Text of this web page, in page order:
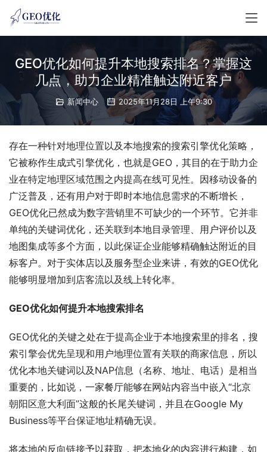
GEO优化如何提升本地搜索排名？掌握这
几点，助力企业精准触达附近客户
新闻中心 2025年11月28日 上午9:30
存在一种针对地理位置以及本地搜索的搜索引擎优化策略，
它被称作生成式引擎优化，也就是GEO，其目的在于助力企
业在特定地理区域范围之内提高在线可见性。因移动设备的
广泛普及，还有用户对于即时本地信息需求的不断增长，
GEO优化已然成为数字营销里不可缺少的一个环节。它并非
单纯的关键词优化，还关联到本地目录管理、用户评价以及
地图集成等多个方面，以此保证企业能够精确触达附近的目
标客户。对于实体店以及服务型企业来讲，有效的GEO优化
能够明显增加到店客流以及线上转化率。
GEO优化如何提升本地搜索排名
GEO优化的关键之处在于提高企业于本地搜索里的排名，搜
索引擎会优先呈现和用户地理位置有关联的商家信息，所以
优化本地关键词以及NAP信息（名称、地址、电话）是相当
重要的，比如说，一家餐厅能够在网站内容当中嵌入“北京
朝阳区意大利面”这般的长尾关键词，并且在Google My
Business等平台保证地址精确无误。
将本地的反向链接予以获取，把本地化的内容进行构建，如